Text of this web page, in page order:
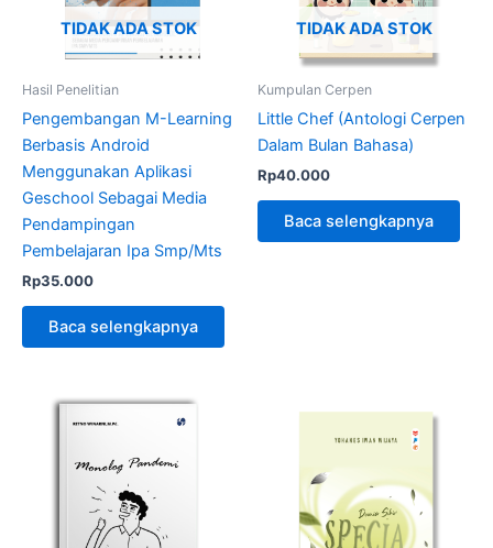
TIDAK ADA STOK
Hasil Penelitian
Pengembangan M-Learning
Berbasis Android
Menggunakan Aplikasi
Geschool Sebagai Media
Pendampingan
Pembelajaran Ipa Smp/Mts
Rp35.000
Baca selengkapnya
TIDAK ADA STOK
Kumpulan Cerpen
Little Chef (Antologi Cerpen
Dalam Bulan Bahasa)
Rp40.000
Baca selengkapnya